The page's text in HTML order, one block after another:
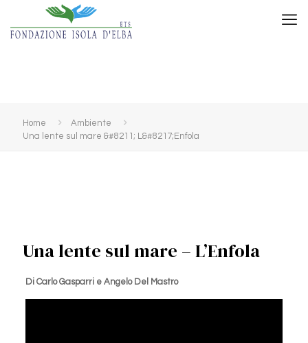
Home
Ambiente
Una lente sul mare &#8211; L&#8217;Enfola
Una lente sul mare – L’Enfola
Di Carlo Gasparri e Angelo Del Mastro